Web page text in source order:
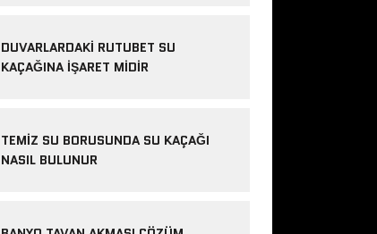
DUVARLARDAKI RUTUBET SU
KAÇAĞINA İŞARET MIDIR
TEMIZ SU BORUSUNDA SU KAÇAĞI
NASIL BULUNUR